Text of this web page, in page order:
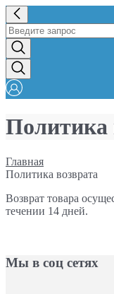
Политика
Главная
Политика возврата
Возврат товара
течении 14 дней.
Мы в соц сетях